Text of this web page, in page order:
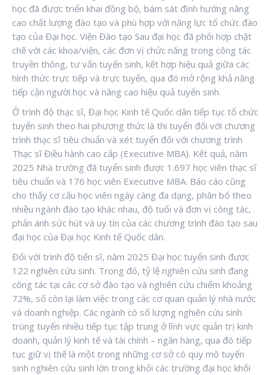
học đã được triển khai đồng bộ, bám sát định hướng nâng
cao chất lượng đào tạo và phù hợp với năng lực tổ chức đào
tạo của Đại học. Viện Đào tạo Sau đại học đã phối hợp chặt
chẽ với các khoa/viện, các đơn vị chức năng trong công tác
truyền thông, tư vấn tuyển sinh, kết hợp hiệu quả giữa các
hình thức trực tiếp và trực tuyến, qua đó mở rộng khả năng
tiếp cận người học và nâng cao hiệu quả tuyển sinh.
Ở trình độ thạc sĩ, Đại học Kinh tế Quốc dân tiếp tục tổ chức
tuyển sinh theo hai phương thức là thi tuyển đối với chương
trình thạc sĩ tiêu chuẩn và xét tuyển đối với chương trình
Thạc sĩ Điều hành cao cấp (Executive MBA). Kết quả, năm
2025 Nhà trường đã tuyển sinh được 1.697 học viên thạc sĩ
tiêu chuẩn và 176 học viên Executive MBA. Báo cáo cũng
cho thấy cơ cấu học viên ngày càng đa dạng, phân bố theo
nhiều ngành đào tạo khác nhau, độ tuổi và đơn vị công tác,
phản ánh sức hút và uy tín của các chương trình đào tạo sau
đại học của Đại học Kinh tế Quốc dân.
Đối với trình độ tiến sĩ, năm 2025 Đại học tuyển sinh được
122 nghiên cứu sinh. Trong đó, tỷ lệ nghiên cứu sinh đang
công tác tại các cơ sở đào tạo và nghiên cứu chiếm khoảng
72%, số còn lại làm việc trong các cơ quan quản lý nhà nước
và doanh nghiệp. Các ngành có số lượng nghiên cứu sinh
trúng tuyển nhiều tiếp tục tập trung ở lĩnh vực quản trị kinh
doanh, quản lý kinh tế và tài chính – ngân hàng, qua đó tiếp
tục giữ vị thế là một trong những cơ sở có quy mô tuyển
sinh nghiên cứu sinh lớn trong khối các trường đại học khối